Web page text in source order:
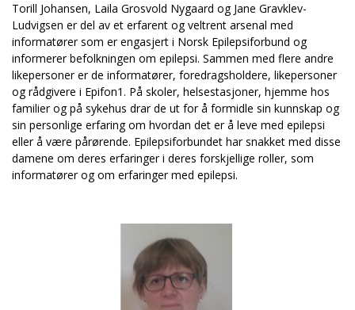
Torill Johansen, Laila Grosvold Nygaard og Jane Gravklev-
Ludvigsen er del av et erfarent og veltrent arsenal med
informatører som er engasjert i Norsk Epilepsiforbund og
informerer befolkningen om epilepsi. Sammen med flere andre
likepersoner er de informatører, foredragsholdere, likepersoner
og rådgivere i Epifon1. På skoler, helsestasjoner, hjemme hos
familier og på sykehus drar de ut for å formidle sin kunnskap og
sin personlige erfaring om hvordan det er å leve med epilepsi
eller å være pårørende. Epilepsiforbundet har snakket med disse
damene om deres erfaringer i deres forskjellige roller, som
informatører og om erfaringer med epilepsi.